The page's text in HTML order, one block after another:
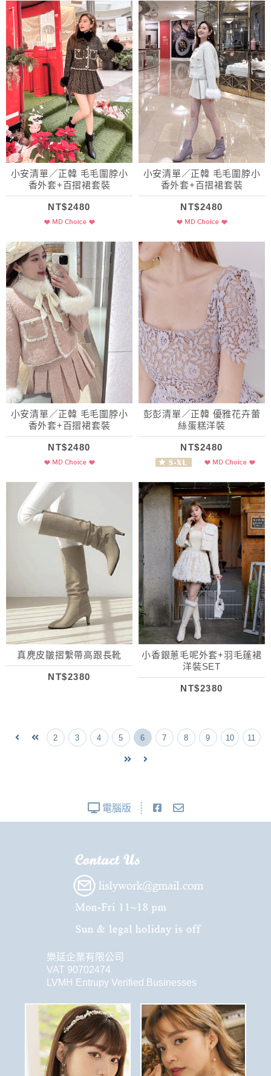
小安清單／正韓 毛毛圍脖小
香外套+百摺裙套裝
NT$2480
小安清單／正韓 毛毛圍脖小
香外套+百摺裙套裝
NT$2480
小安清單／正韓 毛毛圍脖小
香外套+百摺裙套裝
NT$2480
彭彭清單／正韓 優雅花卉蕾
絲蛋糕洋裝
NT$2480
真麂皮皺摺繫帶高跟長靴
NT$2380
小香銀蔥毛呢外套+羽毛蓬裙
洋裝SET
NT$2380
2 3 4 5 6 7 8 9 10 11
電腦版
樂延企業有限公司
VAT 90702474
LVMH Entrupy Verified Businesses